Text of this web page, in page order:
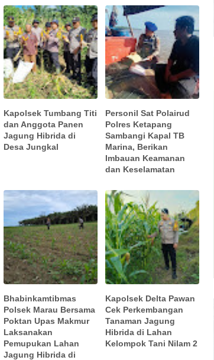
Kapolsek Tumbang Titi
dan Anggota Panen
Jagung Hibrida di
Desa Jungkal
Personil Sat Polairud
Polres Ketapang
Sambangi Kapal TB
Marina, Berikan
Imbauan Keamanan
dan Keselamatan
Bhabinkamtibmas
Polsek Marau Bersama
Poktan Upas Makmur
Laksanakan
Pemupukan Lahan
Jagung Hibrida di
Kapolsek Delta Pawan
Cek Perkembangan
Tanaman Jagung
Hibrida di Lahan
Kelompok Tani Nilam 2